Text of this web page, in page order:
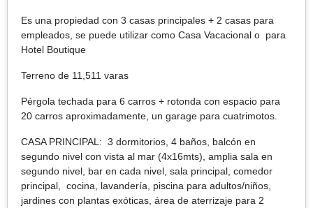
Es una propiedad con 3 casas principales + 2 casas para
empleados, se puede utilizar como Casa Vacacional o para
Hotel Boutique
Terreno de 11,511 varas
Pérgola techada para 6 carros + rotonda con espacio para
20 carros aproximadamente, un garage para cuatrimotos.
CASA PRINCIPAL: 3 dormitorios, 4 baños, balcón en
segundo nivel con vista al mar (4x16mts), amplia sala en
segundo nivel, bar en cada nivel, sala principal, comedor
principal, cocina, lavandería, piscina para adultos/niños,
jardines con plantas exóticas, área de aterrizaje para 2